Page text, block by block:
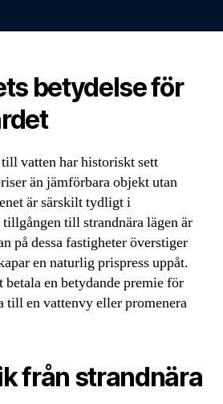
betydelse för
vatten har historiskt sett
än jämförbara objekt utan
är särskilt tydligt i
till strandnära lägen är
på dessa fastigheter överstiger
en naturlig prispress uppåt.
betala en betydande premie för
till en vattenvy eller promenera
från strandnära